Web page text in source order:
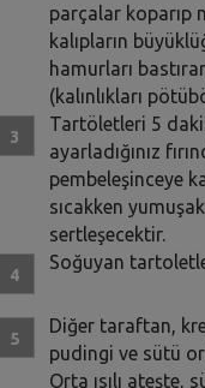
parçalar koparıp
kalıpların
hamurları
(kalınlıkları
Tartöletleri 5
ayarladığınız
pembeleşinceye
sıcakken
sertleşecektir.
Soğuyan
Diğer taraftan,
pudingi ve sütü
Orta ısılı ateşte,